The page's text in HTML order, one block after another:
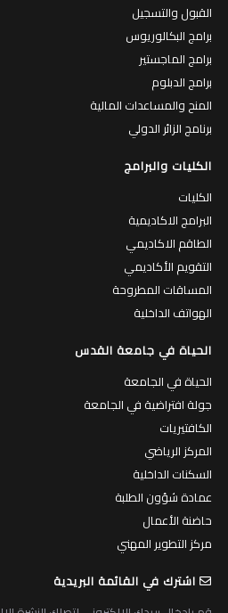
القبول والتسجيل
برامج البكالوريوس
برامج الماجستير
برامج الدبلوم
المنح والمساعدات المالية
برنامج الزائر الدولي
الكليات والبرامج
الكليات
البرامج الاكاديمية
الطاقم الاكاديمي
التقويم الأكاديمي
المساقات المطروحة
الهواتف الداخلية
الحياة في جامعة القدس
الحياة في الجامعة
جولة افتراضية في الجامعة
الكافتيريات
المركز الرياضي
السكنات الداخلية
عمادة شؤون الطلبة
حاضنة الأعمال
مركز التطوير المهني
اشترك في القائمة البريدية